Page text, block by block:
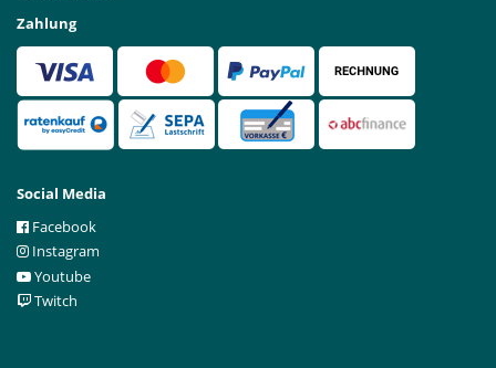
Zahlung
Social Media
Facebook
Instagram
Youtube
Twitch